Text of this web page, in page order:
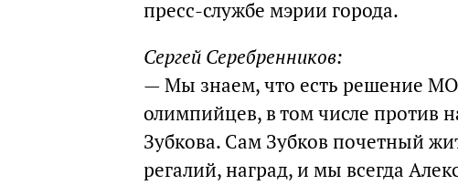
пресс-службе мэрии города.
Сергей Серебренников:
— Мы знаем, что есть решение
олимпийцев, в том числе против
Зубкова. Сам Зубков почетный
регалий, наград, и мы всегда